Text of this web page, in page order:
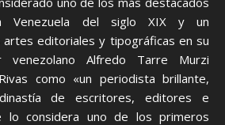
Venezuela del siglo XIX y un
artes editoriales y tipográficas en su
venezolano Alfredo Tarre Murzi
como «un periodista brillante,
de escritores, editores e
lo considera uno de los primeros